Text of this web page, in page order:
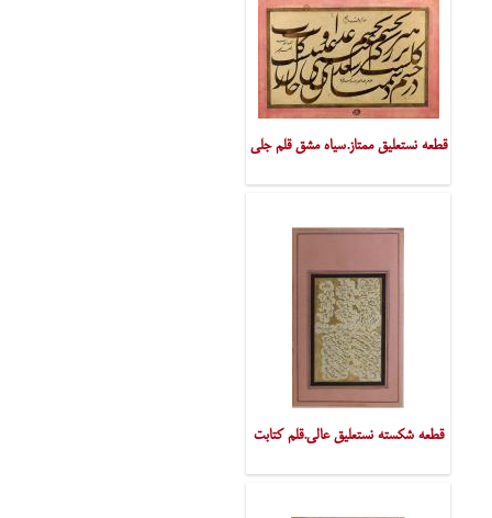
قطعه نستعلیق ممتاز.سیاه مشق قلم جلی
قطعه شکسته نستعلیق عالی.قلم کتابت